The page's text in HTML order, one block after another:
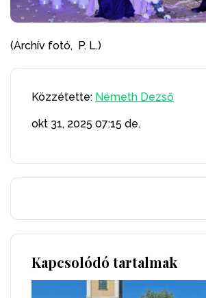
(Archív fotó, P. L.)
Közzétette: Németh Dezső
okt 31, 2025 07:15 de.
Kapcsolódó tartalmak